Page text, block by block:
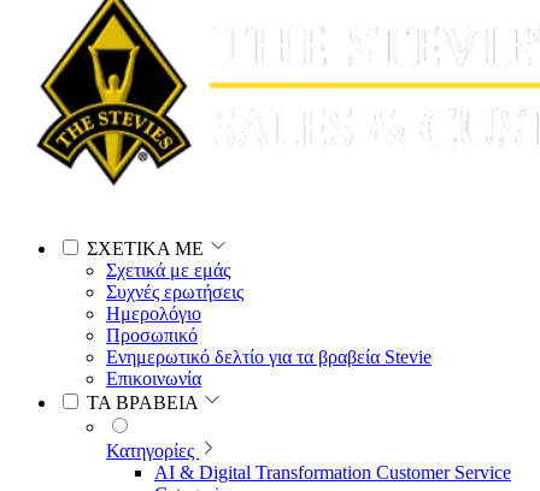
ΣΧΕΤΙΚΑ ΜΕ
Σχετικά με εμάς
Συχνές ερωτήσεις
Ημερολόγιο
Προσωπικό
Ενημερωτικό δελτίο για τα βραβεία Stevie
Επικοινωνία
ΤΑ ΒΡΑΒΕΙΑ
Κατηγορίες
AI & Digital Transformation Customer Service